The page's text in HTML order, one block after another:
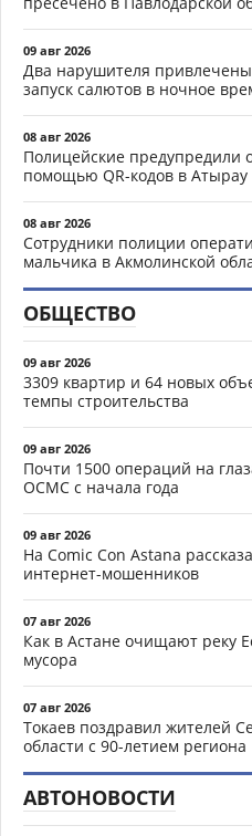
09 авг 2026
Два нарушителя привлечены
запуск салютов в ночное
08 авг 2026
Полицейские предупредили
помощью QR-кодов в Атырау
08 авг 2026
Сотрудники полиции
мальчика в Акмолинской
ОБЩЕСТВО
09 авг 2026
3309 квартир и 64 новых
темпы строительства
09 авг 2026
Почти 1500 операций на
ОСМС с начала года
09 авг 2026
На Comic Con Astana
интернет-мошенников
07 авг 2026
Как в Астане очищают реку
мусора
07 авг 2026
Токаев поздравил жителей
области с 90-летием региона
АВТОНОВОСТИ